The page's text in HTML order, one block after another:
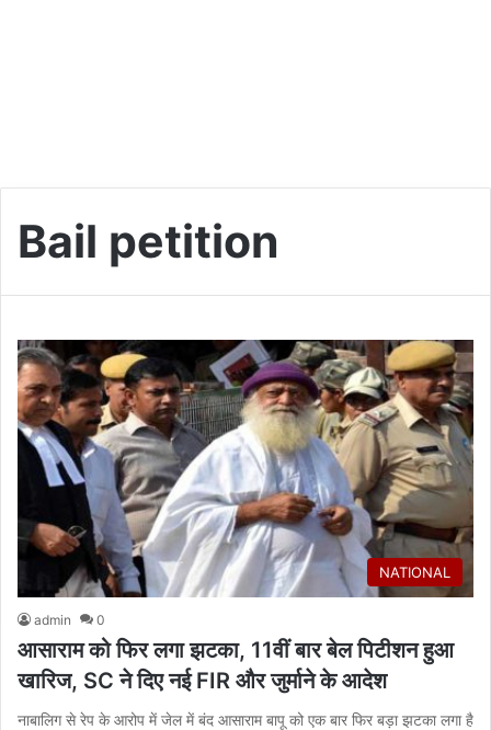
Bail petition
NATIONAL
admin 0
आसाराम को फिर लगा झटका, 11वीं बार बेल पिटीशन हुआ
खारिज, SC ने दिए नई FIR और जुर्माने के आदेश
नाबालिग से रेप के आरोप में जेल में बंद आसाराम बापू को एक बार फिर बड़ा झटका लगा है